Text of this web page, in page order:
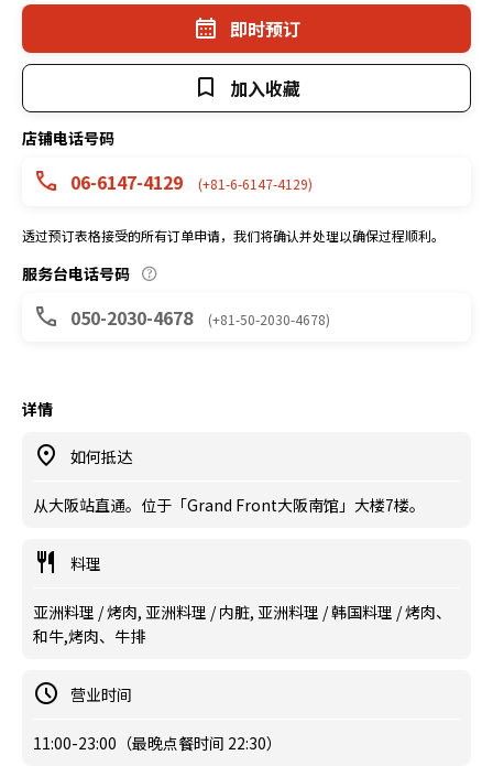
即时预订
加入收藏
店铺电话号码
06-6147-4129 (+81-6-6147-4129)
透过预订表格接受的所有订单申请，我们将确认并处理以确保过程顺利。
服务台电话号码
050-2030-4678 (+81-50-2030-4678)
详情
如何抵达
从大阪站直通。位于「Grand Front大阪南馆」大楼7楼。
料理
亚洲料理 / 烤肉, 亚洲料理 / 内脏, 亚洲料理 / 韩国料理 / 烤肉、
和牛,烤肉、牛排
营业时间
11:00-23:00（最晚点餐时间 22:30）